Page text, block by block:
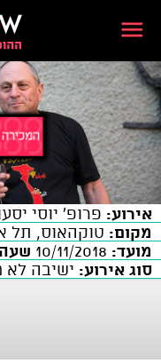
אירוע: פרופ' יוסי
מקום: טוקהאוס, תל
מועד:
סוג אירוע: ישיבה לא